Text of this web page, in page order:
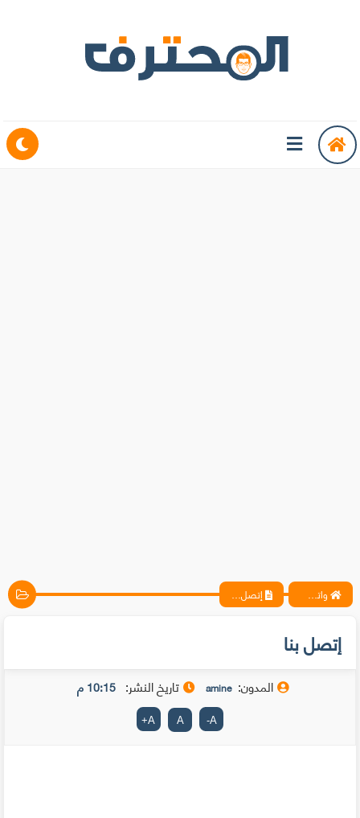
واتس آب ، فيسبوك ، أنترنت ، شروحات تقنية حصرية - المحترف إتصل بنا
إتصل بنا
المدون: amine تاريخ النشر: 10:15 م
A
-
A
A
+